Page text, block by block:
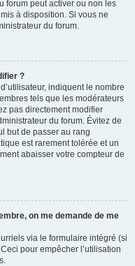
forum peut activer ou non les
à disposition. Si vous ne
du forum.
?
indiquent le nombre
tels que les modérateurs
pas directement modifier
du forum. Évitez de
but de passer au rang
est rarement tolérée et un
abaisser votre compteur de
on me demande de me
via le formulaire intégré (si
pour empêcher l’utilisation